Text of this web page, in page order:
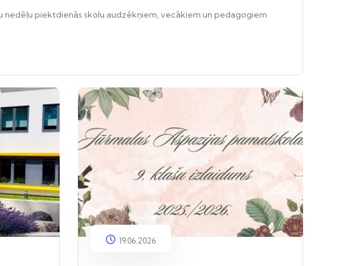
nedēļu piektdienās skolu audzēkņiem, vecākiem un pedagogiem
19.06.2026